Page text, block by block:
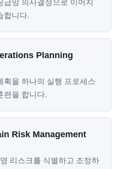
급망 의사결정으로 이어지
합니다.
Planning
획을 하나의 실행 프로세스
련을 합니다.
Risk Management
리스크를 식별하고 조정하